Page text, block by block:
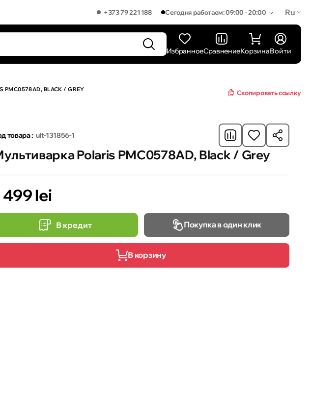
+373 79 221 188 Сегодня работаем: 09:00 - 20:00 Ru
ИзбранноеСравнениеКорзинаВойти
BLACK / GREY Скопировать ссылку
товара : ult-131856-1
Polaris PMC0578AD, Black / Grey
499 lei
В кредит Покупка в один клик
В корзину